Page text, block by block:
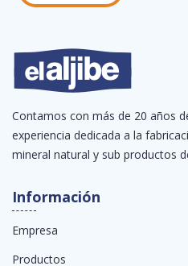
Contamos con más de 20 años
experiencia dedicada a la
mineral natural y sub productos
Información
Empresa
Productos